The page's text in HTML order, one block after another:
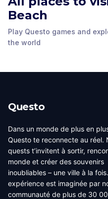
Beach
Play Questo games and
the world
Boardwalk
Virginia Beach
United States of
America
Virginia Legends Park
United States of
Cotton Candy Wing
Mural
Virginia Beach,
United States of
Questo
Dans un monde de plus en
Questo te reconnecte au réel.
quests t’invitent à sortir,
monde et créer des souvenirs
inoubliables – une ville à la
expérience est imaginée par
communauté de plus de 30